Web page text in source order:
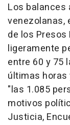
Los balances
venezolanas,
de los
ligeramente
entre 60 y 75
últimas horas
"las 1.085
motivos
Justicia,